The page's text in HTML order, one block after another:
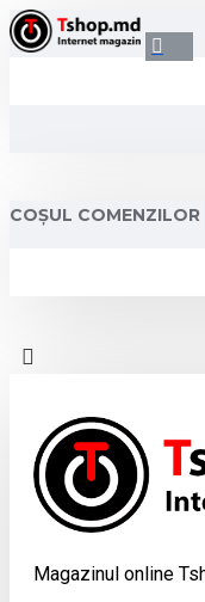
COȘUL COMENZILOR
Magazinul online